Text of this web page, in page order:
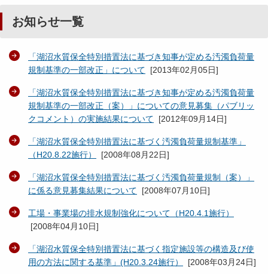
お知らせ一覧
「湖沼水質保全特別措置法に基づき知事が定める汚濁負荷量
規制基準の一部改正」について [2013年02月05日]
「湖沼水質保全特別措置法に基づき知事が定める汚濁負荷量
規制基準の一部改正（案）」についての意見募集（パブリッ
クコメント）の実施結果について [2012年09月14日]
「湖沼水質保全特別措置法に基づく汚濁負荷量規制基準」
（H20.8.22施行）
[2008年08月22日]
「湖沼水質保全特別措置法に基づく汚濁負荷量規制（案）」
に係る意見募集結果について [2008年07月10日]
工場・事業場の排水規制強化について（H20.4.1施行）
[2008年04月10日]
「湖沼水質保全特別措置法に基づく指定施設等の構造及び使
用の方法に関する基準」(H20.3.24施行）
[2008年03月24日]